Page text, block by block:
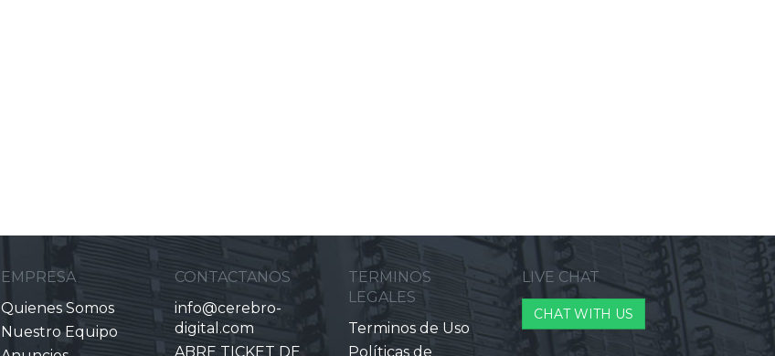
EMPRESA
Quienes Somos
Nuestro Equipo
CONTACTANOS
info@cerebro-
digital.com
ABRE TICKET DE
TERMINOS
LEGALES
Terminos de Uso
Políticas de
LIVE CHAT
CHAT WITH US